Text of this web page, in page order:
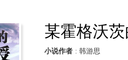
某霍格沃
小说作者 : 韩游思